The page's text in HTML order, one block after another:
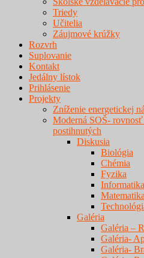
Triedy
Učitelia
Záujmové krúžky
Rozvrh
Suplovanie
Kontakt
Jedálny lístok
Prihlásenie
Projekty
Zníženie energetickej
Moderná SOŠ-
postihnutých
Diskusia
Biológia
Chémia
Fyzika
Informatika
Matematika
Galéria
Galéria –
Galéria-
Galéria-